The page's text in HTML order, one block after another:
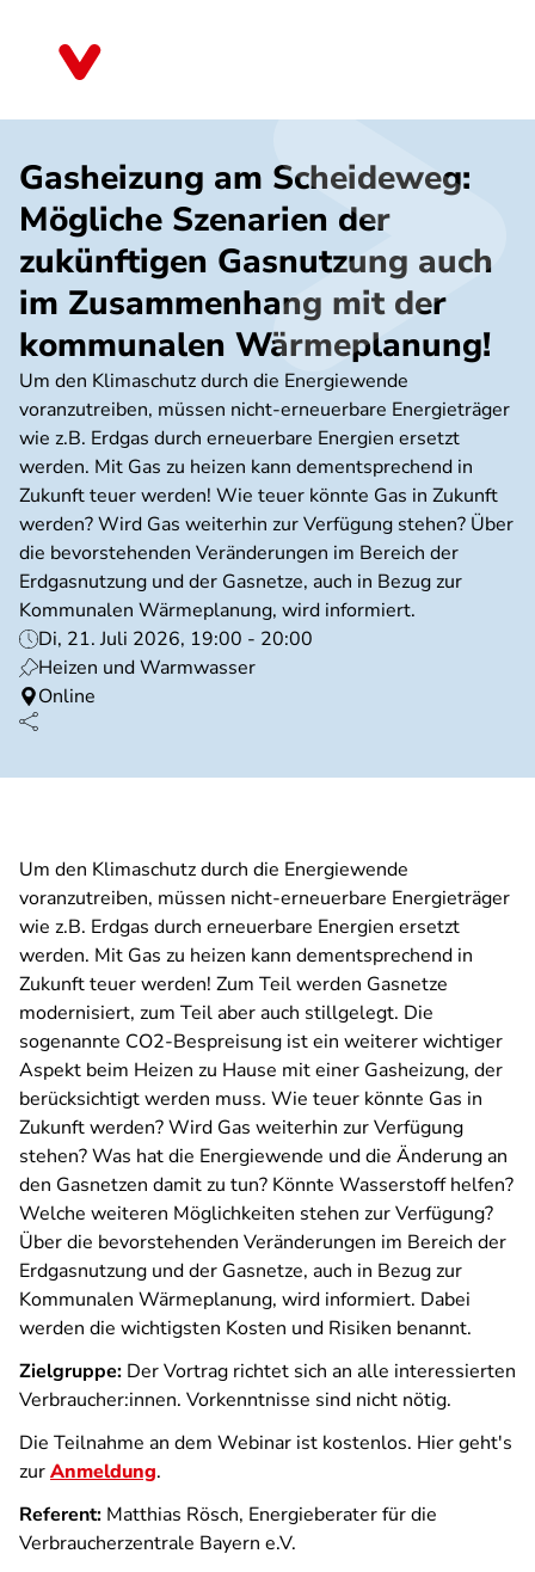
Gasheizung am Scheideweg:
Mögliche Szenarien der
zukünftigen Gasnutzung auch
im Zusammenhang mit der
kommunalen Wärmeplanung!
Um den Klimaschutz durch die Energiewende
voranzutreiben, müssen nicht-erneuerbare Energieträger
wie z.B. Erdgas durch erneuerbare Energien ersetzt
werden. Mit Gas zu heizen kann dementsprechend in
Zukunft teuer werden! Wie teuer könnte Gas in Zukunft
werden? Wird Gas weiterhin zur Verfügung stehen? Über
die bevorstehenden Veränderungen im Bereich der
Erdgasnutzung und der Gasnetze, auch in Bezug zur
Kommunalen Wärmeplanung, wird informiert.
Di, 21. Juli 2026, 19:00 - 20:00
Heizen und Warmwasser
Online
Um den Klimaschutz durch die Energiewende
voranzutreiben, müssen nicht-erneuerbare Energieträger
wie z.B. Erdgas durch erneuerbare Energien ersetzt
werden. Mit Gas zu heizen kann dementsprechend in
Zukunft teuer werden! Zum Teil werden Gasnetze
modernisiert, zum Teil aber auch stillgelegt. Die
sogenannte CO2-Bespreisung ist ein weiterer wichtiger
Aspekt beim Heizen zu Hause mit einer Gasheizung, der
berücksichtigt werden muss. Wie teuer könnte Gas in
Zukunft werden? Wird Gas weiterhin zur Verfügung
stehen? Was hat die Energiewende und die Änderung an
den Gasnetzen damit zu tun? Könnte Wasserstoff helfen?
Welche weiteren Möglichkeiten stehen zur Verfügung?
Über die bevorstehenden Veränderungen im Bereich der
Erdgasnutzung und der Gasnetze, auch in Bezug zur
Kommunalen Wärmeplanung, wird informiert. Dabei
werden die wichtigsten Kosten und Risiken benannt.
Zielgruppe: Der Vortrag richtet sich an alle interessierten
Verbraucher:innen. Vorkenntnisse sind nicht nötig.
Die Teilnahme an dem Webinar ist kostenlos. Hier geht's
zurAnmeldung.
Referent: Matthias Rösch, Energieberater für die
Verbraucherzentrale Bayern e.V.